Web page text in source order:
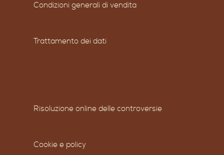
Condizioni generali di vendita
Trattamento dei dati
Risoluzione online delle controversie
Cookie e policy